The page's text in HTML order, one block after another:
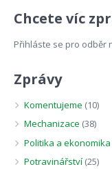
Chcete víc
Přihláste se pro odběr
Zprávy
Komentujeme (10)
Mechanizace (38)
Politika a ekonomika
Potravinářství (25)